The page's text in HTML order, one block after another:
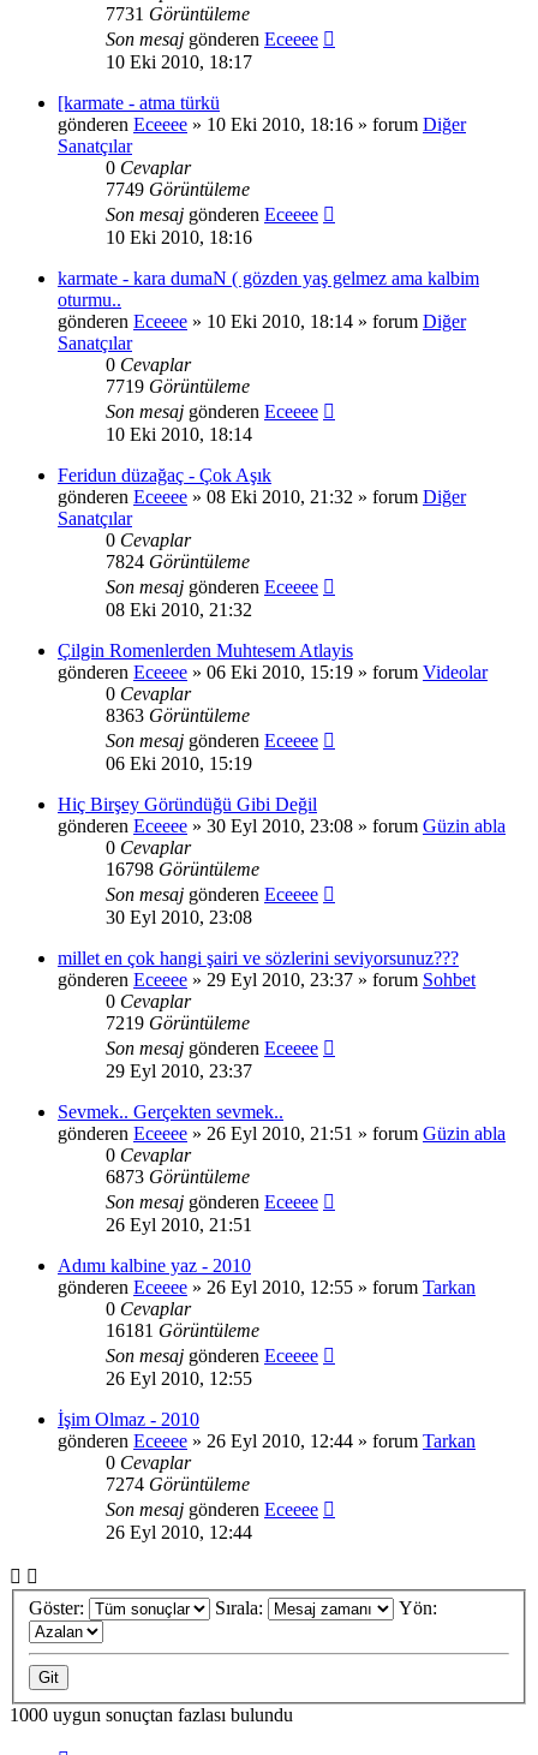
7731 Görüntüleme
Son mesaj gönderen Eceeee
10 Eki 2010, 18:17
[karmate - atma türkü
gönderen Eceeee » 10 Eki 2010, 18:16 » forum Diğer
Sanatçılar
0 Cevaplar
7749 Görüntüleme
Son mesaj gönderen Eceeee
10 Eki 2010, 18:16
karmate - kara dumaN ( gözden yaş gelmez ama kalbim
oturmu..
gönderen Eceeee » 10 Eki 2010, 18:14 » forum Diğer
Sanatçılar
0 Cevaplar
7719 Görüntüleme
Son mesaj gönderen Eceeee
10 Eki 2010, 18:14
Feridun düzağaç - Çok Aşık
gönderen Eceeee » 08 Eki 2010, 21:32 » forum Diğer
Sanatçılar
0 Cevaplar
7824 Görüntüleme
Son mesaj gönderen Eceeee
08 Eki 2010, 21:32
Çilgin Romenlerden Muhtesem Atlayis
gönderen Eceeee » 06 Eki 2010, 15:19 » forum Videolar
0 Cevaplar
8363 Görüntüleme
Son mesaj gönderen Eceeee
06 Eki 2010, 15:19
Hiç Birşey Göründüğü Gibi Değil
gönderen Eceeee » 30 Eyl 2010, 23:08 » forum Güzin abla
0 Cevaplar
16798 Görüntüleme
Son mesaj gönderen Eceeee
30 Eyl 2010, 23:08
millet en çok hangi şairi ve sözlerini seviyorsunuz???
gönderen Eceeee » 29 Eyl 2010, 23:37 » forum Sohbet
0 Cevaplar
7219 Görüntüleme
Son mesaj gönderen Eceeee
29 Eyl 2010, 23:37
Sevmek.. Gerçekten sevmek..
gönderen Eceeee » 26 Eyl 2010, 21:51 » forum Güzin abla
0 Cevaplar
6873 Görüntüleme
Son mesaj gönderen Eceeee
26 Eyl 2010, 21:51
Adımı kalbine yaz - 2010
gönderen Eceeee » 26 Eyl 2010, 12:55 » forum Tarkan
0 Cevaplar
16181 Görüntüleme
Son mesaj gönderen Eceeee
26 Eyl 2010, 12:55
İşim Olmaz - 2010
gönderen Eceeee » 26 Eyl 2010, 12:44 » forum Tarkan
0 Cevaplar
7274 Görüntüleme
Son mesaj gönderen Eceeee
26 Eyl 2010, 12:44
Göster: Sırala: Yön:
1000 uygun sonuçtan fazlası bulundu